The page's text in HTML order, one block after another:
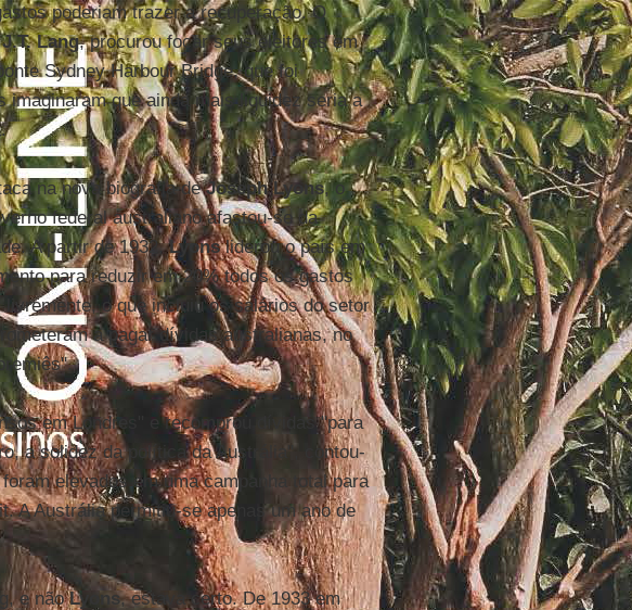
poderiam trazer a recuperação. O
J.T. Lang, procurou focar seus eleitores em
Sydney Harbour Bridge, que foi
imaginaram que ainda mais liquidez seria a
na nova biografia deJoseph Lyons, o
federal australiano afastou-se da
A partir de 1932,Lyonsliderou o país em
para reduzir em 20% todos os gastos
o que incluiu os salários do setor
a pagar dívidas australianas, no
em Londres" e recomprou dívidas "para
a solidez da política da Austrália", contou-
elevados em uma campanha total para
A Austrália permitiu-se apenas um ano de
e nãoLyons, estava certo. De 1933 em